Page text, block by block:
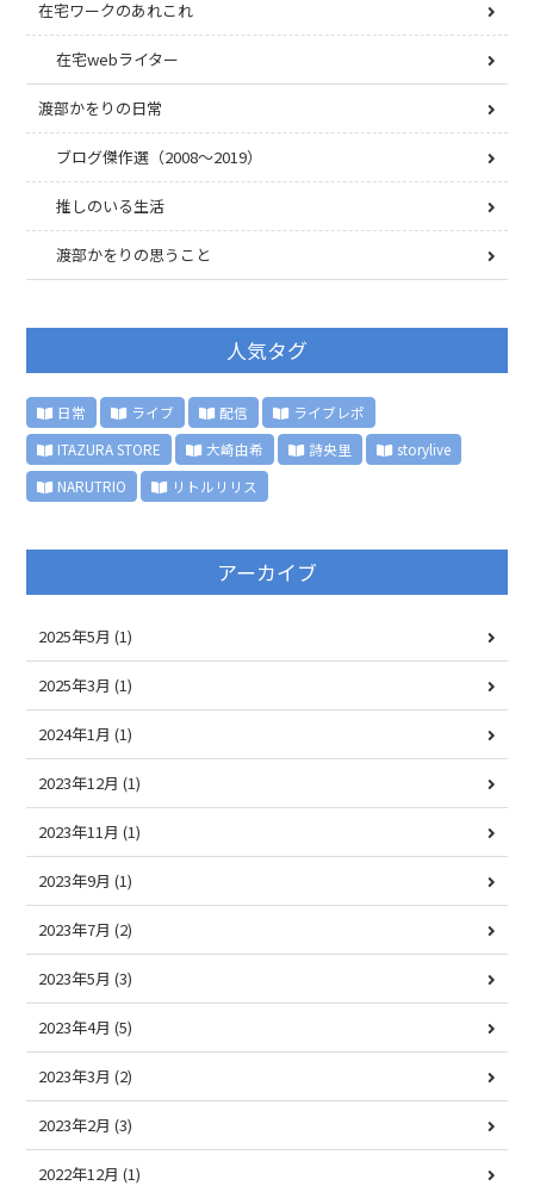
在宅ワークのあれこれ
在宅webライター
渡部かをりの日常
ブログ傑作選（2008〜2019）
推しのいる生活
渡部かをりの思うこと
人気タグ
日常 ライブ 配信
ライブレポ
ITAZURA STORE
大崎由希 詩央里
storylive
NARUTRIO
リトルリリス
アーカイブ
2025年5月 (1)
2025年3月 (1)
2024年1月 (1)
2023年12月 (1)
2023年11月 (1)
2023年9月 (1)
2023年7月 (2)
2023年5月 (3)
2023年4月 (5)
2023年3月 (2)
2023年2月 (3)
2022年12月 (1)